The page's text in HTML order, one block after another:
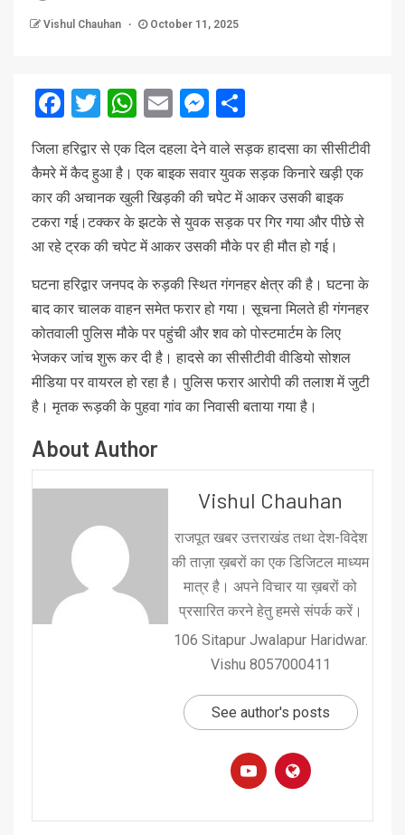
Vishul Chauhan October 11, 2025
Facebook
Twitter
WhatsApp
EmailMessenger
जिला हरिद्वार से एक दिल दहला देने वाले सड़क हादसा का सीसीटीवी
कैमरे में कैद हुआ है। एक बाइक सवार युवक सड़क किनारे खड़ी एक
कार की अचानक खुली खिड़की की चपेट में आकर उसकी बाइक
टकरा गई।टक्कर के झटके से युवक सड़क पर गिर गया और पीछे से
आ रहे ट्रक की चपेट में आकर उसकी मौके पर ही मौत हो गई।
घटना हरिद्वार जनपद के रुड़की स्थित गंगनहर क्षेत्र की है। घटना के
बाद कार चालक वाहन समेत फरार हो गया। सूचना मिलते ही गंगनहर
कोतवाली पुलिस मौके पर पहुंची और शव को पोस्टमार्टम के लिए
भेजकर जांच शुरू कर दी है। हादसे का सीसीटीवी वीडियो सोशल
मीडिया पर वायरल हो रहा है। पुलिस फरार आरोपी की तलाश में जुटी
है। मृतक रूड़की के पुहवा गांव का निवासी बताया गया है।
About Author
Vishul Chauhan
राजपूत खबर उत्तराखंड तथा देश-विदेश
की ताज़ा ख़बरों का एक डिजिटल माध्यम
मात्र है। अपने विचार या ख़बरों को
प्रसारित करने हेतु हमसे संपर्क करें।
106 Sitapur Jwalapur Haridwar.
Vishu 8057000411
See author's posts